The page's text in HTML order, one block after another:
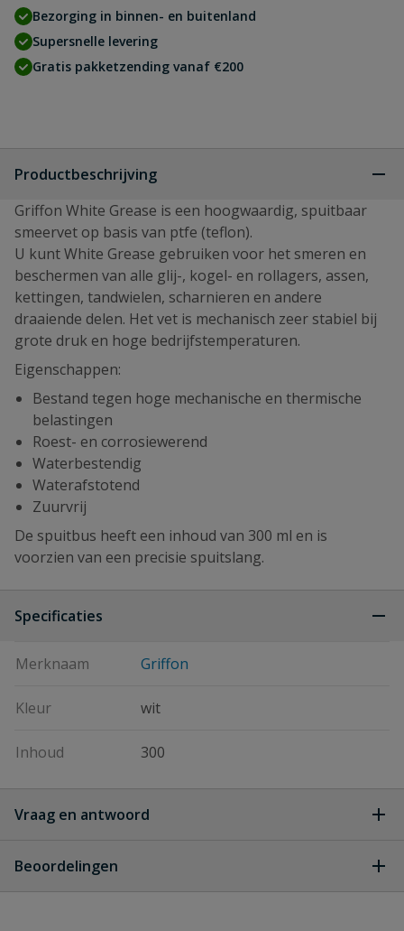
Bezorging in binnen- en buitenland
Supersnelle levering
Gratis pakketzending vanaf €200
Productbeschrijving
Griffon White Grease is een hoogwaardig, spuitbaar
smeervet op basis van ptfe (teflon).
U kunt White Grease gebruiken voor het smeren en
beschermen van alle glij-, kogel- en rollagers, assen,
kettingen, tandwielen, scharnieren en andere
draaiende delen. Het vet is mechanisch zeer stabiel bij
grote druk en hoge bedrijfstemperaturen.
Eigenschappen:
Bestand tegen hoge mechanische en thermische
belastingen
Roest- en corrosiewerend
Waterbestendig
Waterafstotend
Zuurvrij
De spuitbus heeft een inhoud van 300 ml en is
voorzien van een precisie spuitslang.
Specificaties
Merknaam Griffon
Kleur wit
Inhoud 300
Vraag en antwoord
Beoordelingen